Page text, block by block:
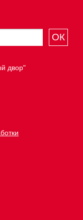
ОК
двор"